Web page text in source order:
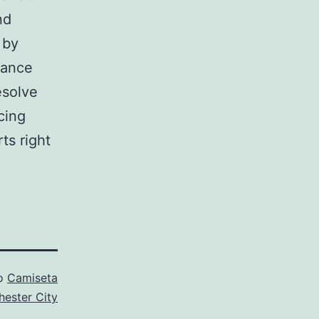
right
Camiseta
City